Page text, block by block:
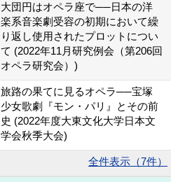
大団円はオペラ座で──日本の洋
楽系音楽劇受容の初期において繰
り返し使用されたプロットについ
て (2022年11月研究例会（第206回
オペラ研究会）)
旅路の果てに見るオペラ──宝塚
少女歌劇『モン・パリ』とその前
史 (2022年度大東文化大学日本文
学会秋季大会)
全件表示（7件）